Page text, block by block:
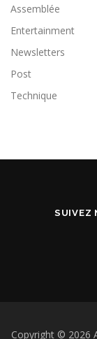
Assemblée
Entertainment
Newsletters
Post
Technique
SUIVEZ
Copyright © 2026